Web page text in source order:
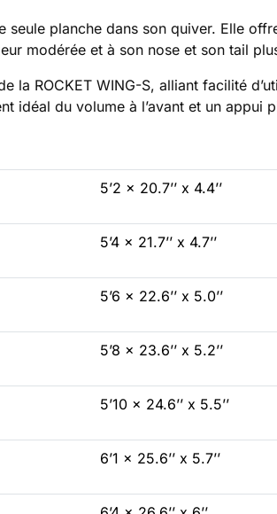
seule planche dans son quiver. Elle
modérée et à son nose et son tail
la ROCKET WING-S, alliant facilité
idéal du volume à l’avant et un appui
5’2 x 20.7’’ x 4.4’’
5’4 x 21.7’’ x 4.7’’
5’6 x 22.6’’ x 5.0’’
5’8 x 23.6’’ x 5.2’’
5’10 x 24.6’’ x 5.5’’
6’1 x 25.6’’ x 5.7’’